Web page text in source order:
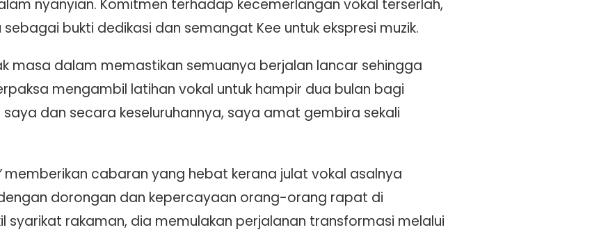
nyanyian. Komitmen terhadap kecemerlangan vokal terserlah,
bukti dedikasi dan semangat Kee untuk ekspresi muzik.
masa dalam memastikan semuanya berjalan lancar sehingga
mengambil latihan vokal untuk hampir dua bulan bagi
dan secara keseluruhannya, saya amat gembira sekali
memberikan cabaran yang hebat kerana julat vokal asalnya
dorongan dan kepercayaan orang-orang rapat di
syarikat rakaman, dia memulakan perjalanan transformasi melalui